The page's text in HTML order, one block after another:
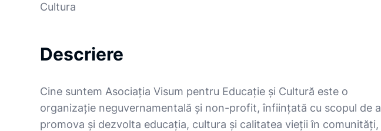
Cultura
Descriere
Cine suntem Asociația Visum pentru Educație și Cultură este o
organizație neguvernamentală și non-profit, înființată cu scopul de a
promova și dezvolta educația, cultura și calitatea vieții în comunități,